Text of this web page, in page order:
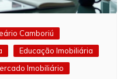
Camboriú
Educação Imobiliária
Imobiliário